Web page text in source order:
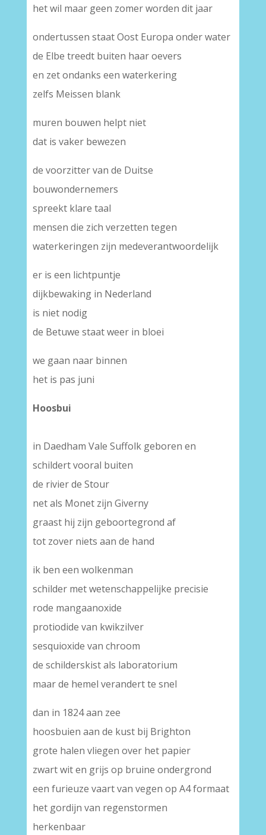
het wil maar geen zomer worden dit jaar
ondertussen staat Oost Europa onder water
de Elbe treedt buiten haar oevers
en zet ondanks een waterkering
zelfs Meissen blank
muren bouwen helpt niet
dat is vaker bewezen
de voorzitter van de Duitse
bouwondernemers
spreekt klare taal
mensen die zich verzetten tegen
waterkeringen zijn medeverantwoordelijk
er is een lichtpuntje
dijkbewaking in Nederland
is niet nodig
de Betuwe staat weer in bloei
we gaan naar binnen
het is pas juni
Hoosbui
in Daedham Vale Suffolk geboren en
schildert vooral buiten
de rivier de Stour
net als Monet zijn Giverny
graast hij zijn geboortegrond af
tot zover niets aan de hand
ik ben een wolkenman
schilder met wetenschappelijke precisie
rode mangaanoxide
protiodide van kwikzilver
sesquioxide van chroom
de schilderskist als laboratorium
maar de hemel verandert te snel
dan in 1824 aan zee
hoosbuien aan de kust bij Brighton
grote halen vliegen over het papier
zwart wit en grijs op bruine ondergrond
een furieuze vaart van vegen op A4 formaat
het gordijn van regenstormen
herkenbaar